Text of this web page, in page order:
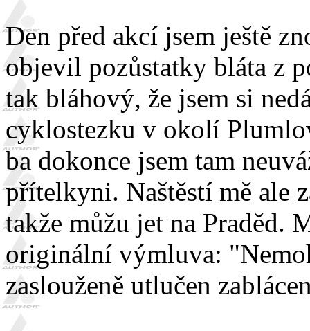
Den před akcí jsem ještě
objevil pozůstatky bláta z
tak bláhový, že jsem si
cyklostezku v okolí
ba dokonce jsem tam
přítelkyni. Naštěstí mě ale
takže můžu jet na Praděd.
originální výmluva:
zaslouženě utlučen